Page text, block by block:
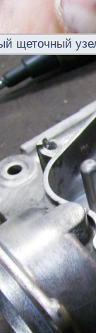
щеточный